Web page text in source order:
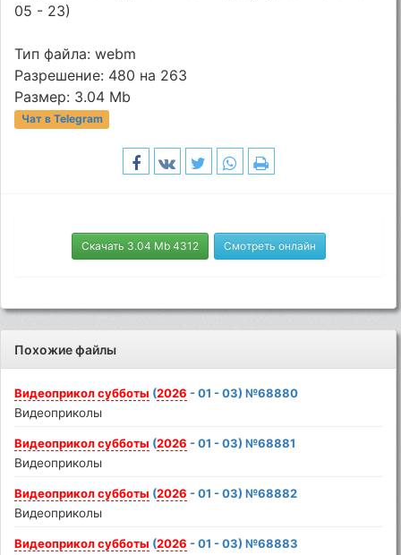
05 - 23)
Тип файла: webm
Разрешение: 480 на 263
Размер: 3.04 Mb
Чат в Telegram
Скачать 3.04 Mb 4312 Смотреть онлайн
Похожие файлы
Видеоприкол субботы (2026 - 01 - 03) №68880
Видеоприколы
Видеоприкол субботы (2026 - 01 - 03) №68881
Видеоприколы
Видеоприкол субботы (2026 - 01 - 03) №68882
Видеоприколы
Видеоприкол субботы (2026 - 01 - 03) №68883